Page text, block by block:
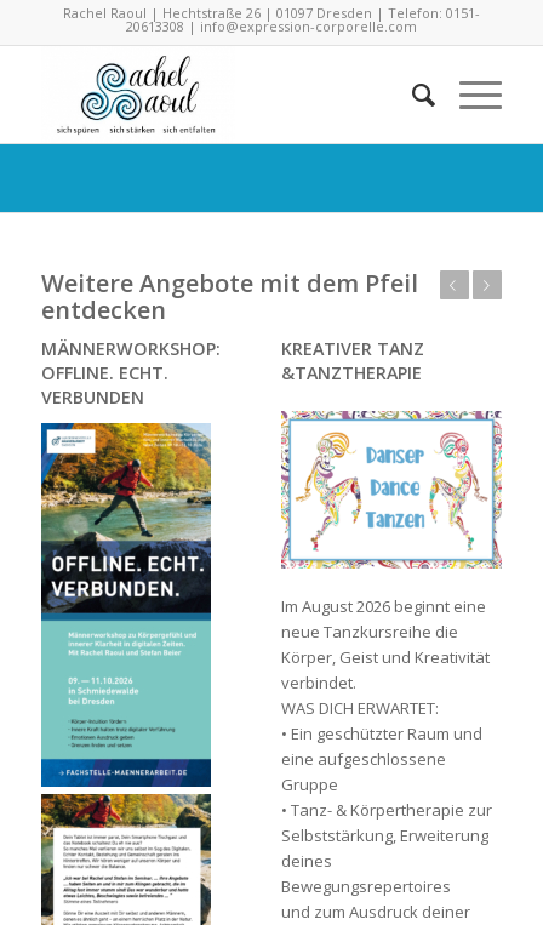
Rachel Raoul | Hechtstraße 26 | 01097 Dresden | Telefon: 0151-
20613308 | info@expression-corporelle.com
Weitere Angebote mit dem Pfeil
entdecken
ZurückWeiter
MÄNNERWORKSHOP:
OFFLINE. ECHT.
VERBUNDEN
KREATIVER TANZ
&TANZTHERAPIE
Im August 2026 beginnt eine
neue Tanzkursreihe die
Körper, Geist und Kreativität
verbindet.
WAS DICH ERWARTET:
• Ein geschützter Raum und
eine aufgeschlossene
Gruppe
• Tanz- & Körpertherapie zur
Selbststärkung, Erweiterung
deines
Bewegungsrepertoires
und zum Ausdruck deiner